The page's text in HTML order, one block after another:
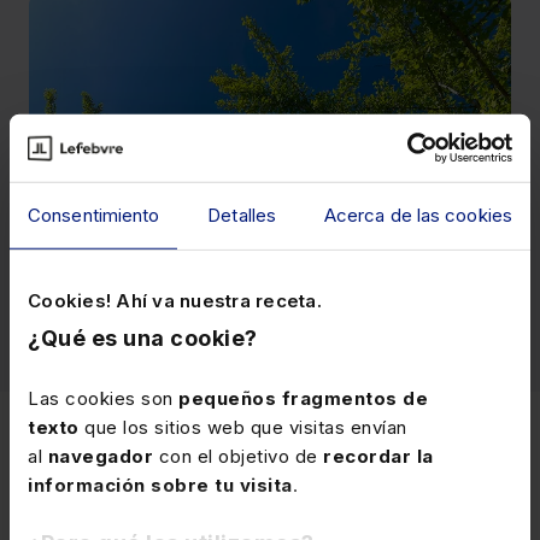
Consentimiento Detalles Acerca de las cookies
Cookies! Ahí va nuestra receta.
¿Qué es una cookie?
Las cookies son pequeños fragmentos de
texto que los sitios web que visitas envían
al navegador con el objetivo de recordar la
información sobre tu visita.
Ética y cumplimiento
En Lefebvre creemos que la base de un